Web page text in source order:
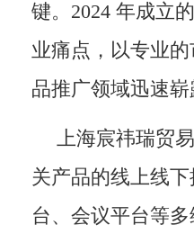
键。2024 年成立
业痛点，以专业
品推广领域迅速
上海宸祎瑞贸
关产品的线上线
台、会议平台等